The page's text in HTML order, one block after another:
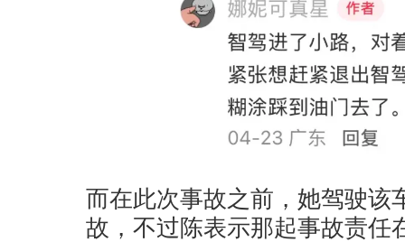
而在此次事故之前，她驾驶该
故，不过陈表示那起事故责任